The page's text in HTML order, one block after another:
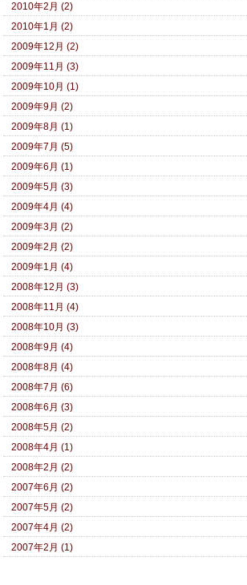
2010年2月 (2)
2010年1月 (2)
2009年12月 (2)
2009年11月 (3)
2009年10月 (1)
2009年9月 (2)
2009年8月 (1)
2009年7月 (5)
2009年6月 (1)
2009年5月 (3)
2009年4月 (4)
2009年3月 (2)
2009年2月 (2)
2009年1月 (4)
2008年12月 (3)
2008年11月 (4)
2008年10月 (3)
2008年9月 (4)
2008年8月 (4)
2008年7月 (6)
2008年6月 (3)
2008年5月 (2)
2008年4月 (1)
2008年2月 (2)
2007年6月 (2)
2007年5月 (2)
2007年4月 (2)
2007年2月 (1)